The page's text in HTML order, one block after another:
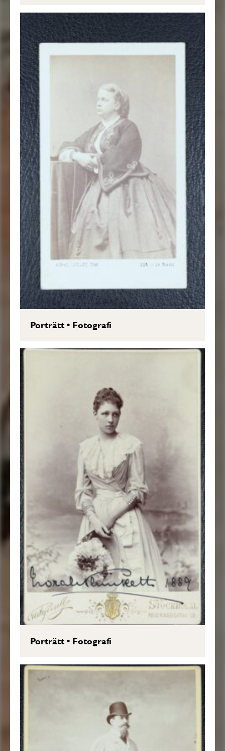
Porträtt• Fotografi
Porträtt• Fotografi